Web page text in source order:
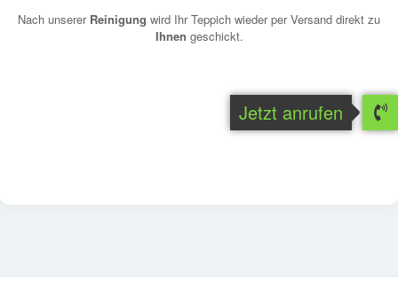
Nach unserer Reinigung wird Ihr Teppich wieder per Versand direkt zu
Ihnen geschickt.
Jetzt anrufen